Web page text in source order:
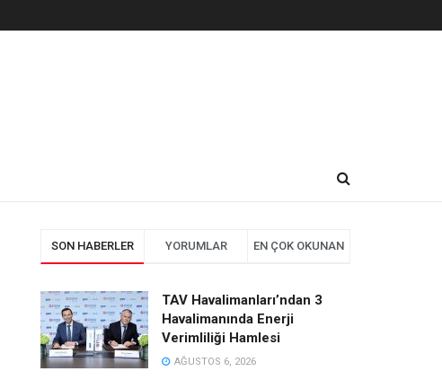
SON HABERLER YORUMLAR EN ÇOK OKUNAN
TAV Havalimanları’ndan 3
Havalimanında Enerji
Verimliliği Hamlesi
AĞUSTOS 6, 2026